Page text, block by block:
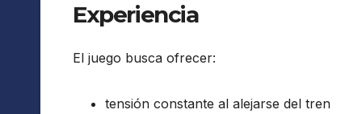
Experiencia
El juego busca ofrecer:
tensión constante al alejarse del tren